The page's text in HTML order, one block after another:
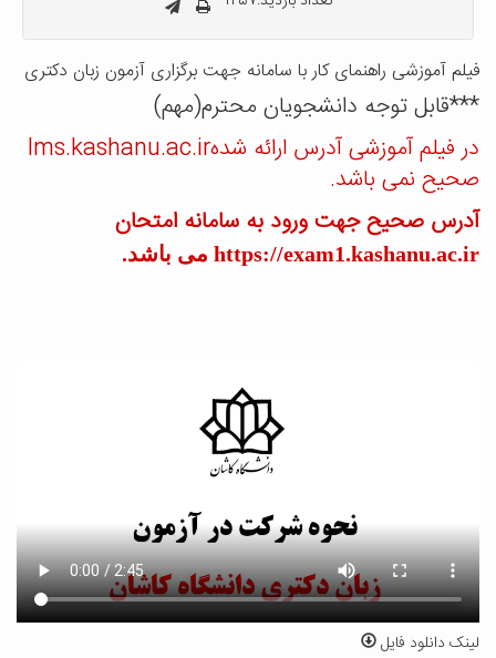
فیلم آموزشی راهنمای کار با سامانه جهت برگزاری آزمون زبان دکتری
***قابل توجه دانشجویان محترم(مهم)
در فیلم آموزشی آدرس ارائه شدهlms.kashanu.ac.ir
صحیح نمی باشد.
آدرس صحیح جهت ورود به سامانه امتحان
https://exam1.kashanu.ac.ir می باشد.
لینک دانلود فایل